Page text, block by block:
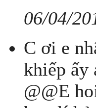
06/04/
C ơi e
khiếp ấy
@@E